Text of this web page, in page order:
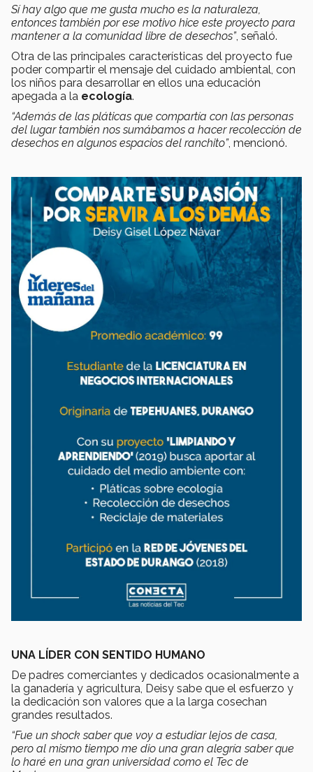
Sí hay algo que me gusta mucho es la naturaleza,
entonces también por ese motivo hice este proyecto para
mantener a la comunidad libre de desechos”, señaló.
Otra de las principales características del proyecto fue
poder compartir el mensaje del cuidado ambiental, con
los niños para desarrollar en ellos una educación
apegada a la ecología.
“Además de las pláticas que compartía con las personas
del lugar también nos sumábamos a hacer recolección de
desechos en algunos espacios del ranchito”, mencionó.
UNA LÍDER CON SENTIDO HUMANO
De padres comerciantes y dedicados ocasionalmente a
la ganadería y agricultura, Deisy sabe que el esfuerzo y
la dedicación son valores que a la larga cosechan
grandes resultados.
“Fue un shock saber que voy a estudiar lejos de casa,
pero al mismo tiempo me dio una gran alegría saber que
lo haré en una gran universidad como el Tec de